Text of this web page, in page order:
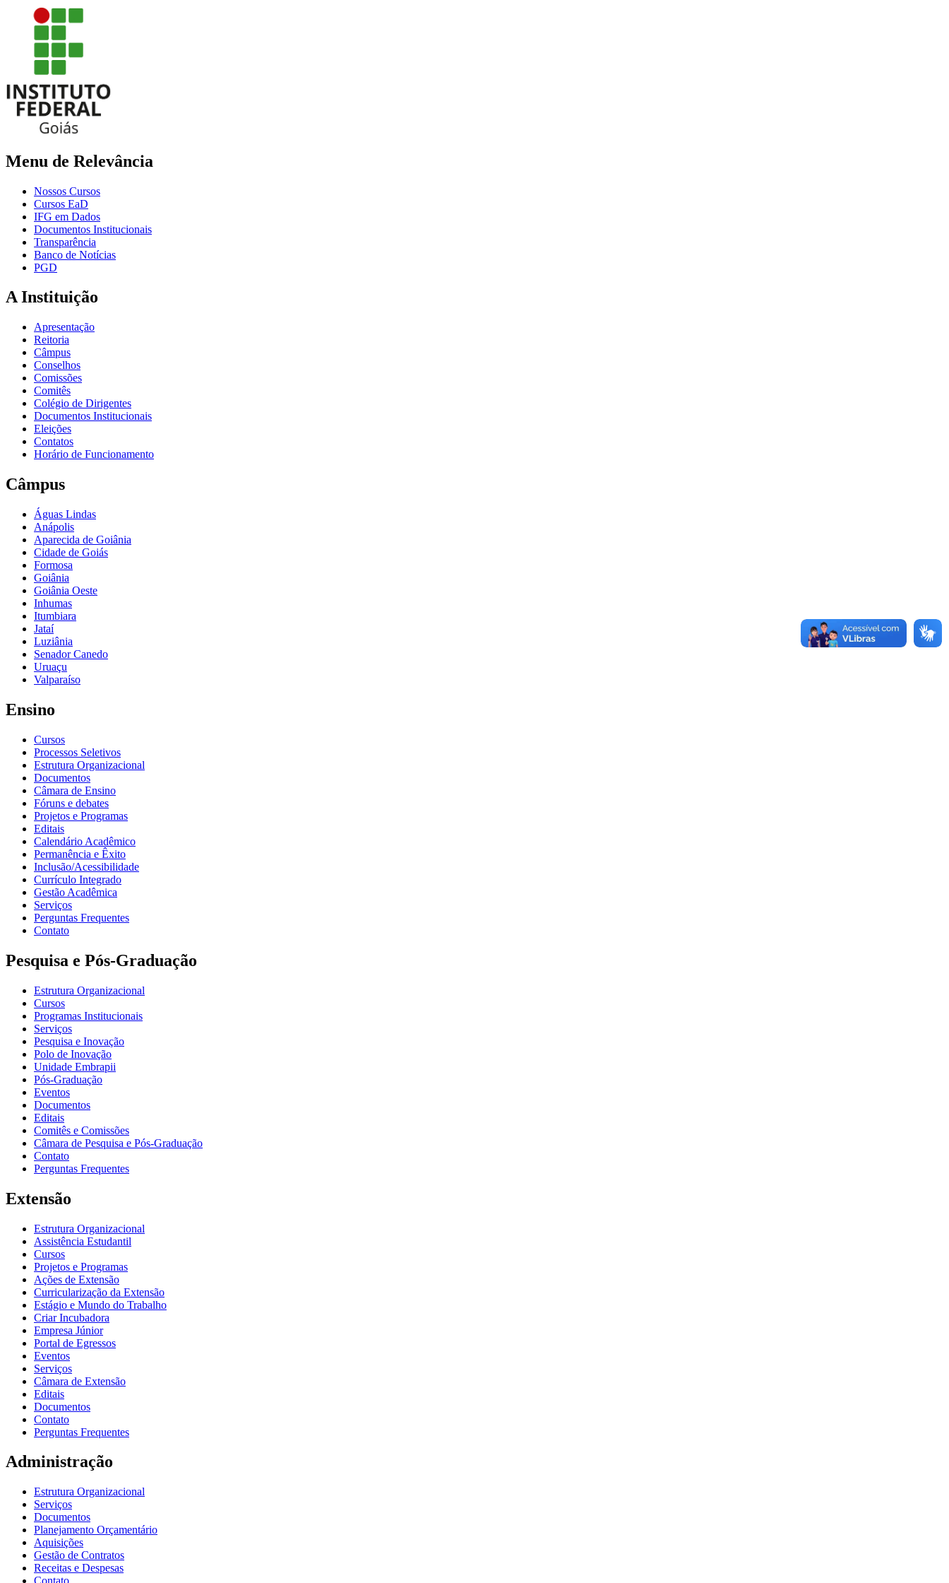
Menu de Relevância
Nossos Cursos
Cursos EaD
IFG em Dados
Documentos Institucionais
Transparência
Banco de Notícias
PGD
A Instituição
Apresentação
Reitoria
Câmpus
Conselhos
Comissões
Comitês
Colégio de Dirigentes
Documentos Institucionais
Eleições
Contatos
Horário de Funcionamento
Câmpus
Águas Lindas
Anápolis
Aparecida de Goiânia
Cidade de Goiás
Formosa
Goiânia
Goiânia Oeste
Inhumas
Itumbiara
Jataí
Luziânia
Senador Canedo
Uruaçu
Valparaíso
Ensino
Cursos
Processos Seletivos
Estrutura Organizacional
Documentos
Câmara de Ensino
Fóruns e debates
Projetos e Programas
Editais
Calendário Acadêmico
Permanência e Êxito
Inclusão/Acessibilidade
Currículo Integrado
Gestão Acadêmica
Serviços
Perguntas Frequentes
Contato
Pesquisa e Pós-Graduação
Estrutura Organizacional
Cursos
Programas Institucionais
Serviços
Pesquisa e Inovação
Polo de Inovação
Unidade Embrapii
Pós-Graduação
Eventos
Documentos
Editais
Comitês e Comissões
Câmara de Pesquisa e Pós-Graduação
Contato
Perguntas Frequentes
Extensão
Estrutura Organizacional
Assistência Estudantil
Cursos
Projetos e Programas
Ações de Extensão
Curricularização da Extensão
Estágio e Mundo do Trabalho
Criar Incubadora
Empresa Júnior
Portal de Egressos
Eventos
Serviços
Câmara de Extensão
Editais
Documentos
Contato
Perguntas Frequentes
Administração
Estrutura Organizacional
Serviços
Documentos
Planejamento Orçamentário
Aquisições
Gestão de Contratos
Receitas e Despesas